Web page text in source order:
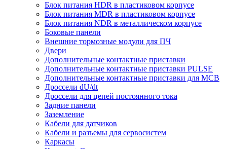
Блок питания HDR в пластиковом корпусе
Блок питания MDR в пластиковом корпусе
Блок питания NDR в металлическом корпусе
Боковые панели
Внешние тормозные модули для ПЧ
Двери
Дополнительные контактные приставки
Дополнительные контактные приставки PULSE
Дополнительные контактные приставки для MCB
Дроссели dU/dt
Дроссели для цепей постоянного тока
Задние панели
Заземление
Кабели для датчиков
Кабели и разъемы для сервосистем
Каркасы